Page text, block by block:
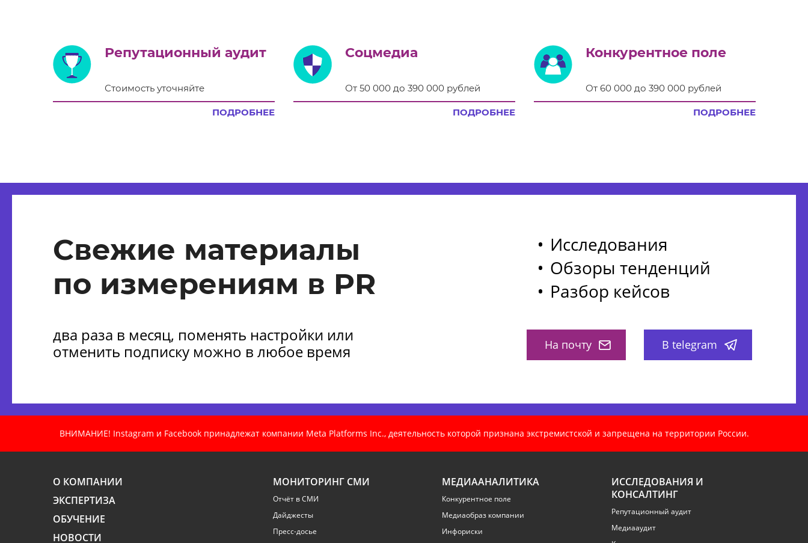
Репутационный аудит
Стоимость уточняйте
ПОДРОБНЕЕ
Соцмедиа
От 50 000 до 390 000 рублей
ПОДРОБНЕЕ
Конкурентное поле
От 60 000 до 390 000 рублей
ПОДРОБНЕЕ
Свежие материалы
по измерениям в PR
два раза в месяц, поменять настройки или
отменить подписку можно в любое время
Исследования
Обзоры тенденций
Разбор кейсов
На почту В telegram
ВНИМАНИЕ! Instagram и Facebook принадлежат компании Meta Platforms Inc., деятельность которой признана экстремистской и запрещена на территории России.
О КОМПАНИИ
ЭКСПЕРТИЗА
ОБУЧЕНИЕ
НОВОСТИ
МОНИТОРИНГ СМИ
Отчёт в СМИ
Дайджесты
Пресс-досье
МЕДИААНАЛИТИКА
Конкурентное поле
Медиаобраз компании
Инфориски
ИССЛЕДОВАНИЯ И
КОНСАЛТИНГ
Репутационный аудит
Медиааудит